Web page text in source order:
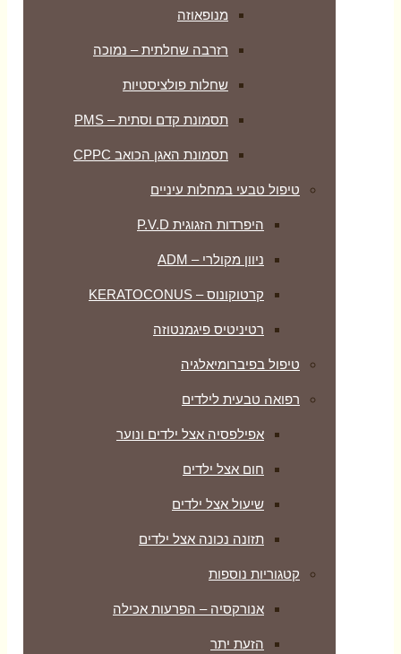
מנופאוזה
רזרבה שחלתית – נמוכה
שחלות פולציסטיות
תסמונת קדם וסתית – PMS
תסמונת האגן הכואב CPPC
טיפול טבעי במחלות עיניים
היפרדות הזגוגית P.V.D
ניוון מקולרי – ADM
קרטוקונוס – KERATOCONUS
רטיניטיס פיגמנטוזה
טיפול בפיברומיאלגיה
רפואה טבעית לילדים
אפילפסיה אצל ילדים ונוער
חום אצל ילדים
שיעול אצל ילדים
תזונה נכונה אצל ילדים
קטגוריות נוספות
אנורקסיה – הפרעות אכילה
הזעת יתר